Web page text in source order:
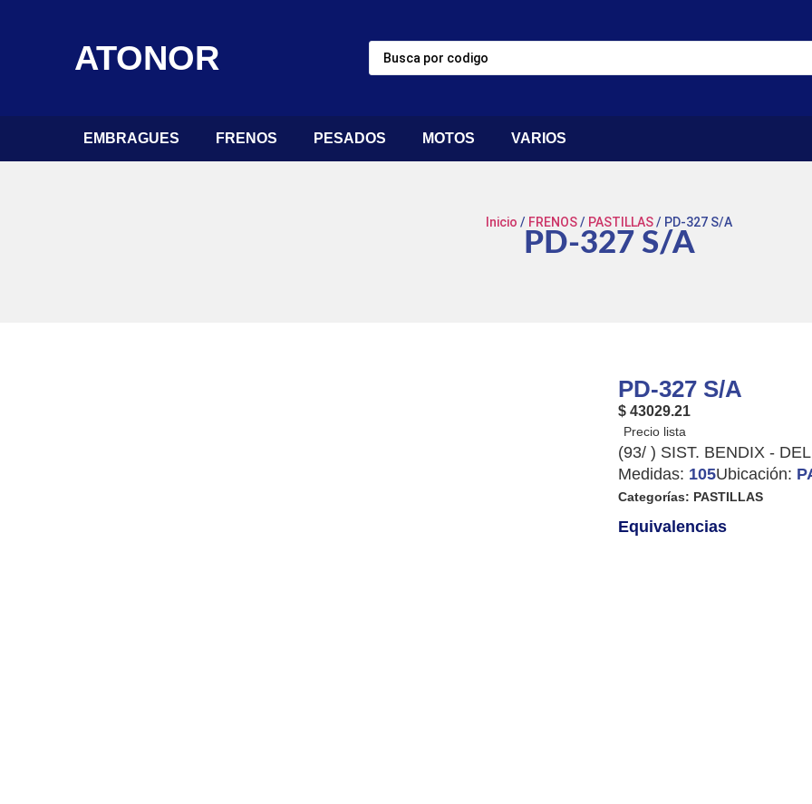
ATONOR
EMBRAGUES FRENOS PESADOS MOTOS VARIOS
Inicio / FRENOS/ PASTILLAS/ PD-327 S/A
PD-327 S/A
PD-327 S/A
$ 43029.21
(93/ ) SIST. BENDIX - DEL
Medidas: 105Ubicación:
Categorías: PASTILLAS
Equivalencias